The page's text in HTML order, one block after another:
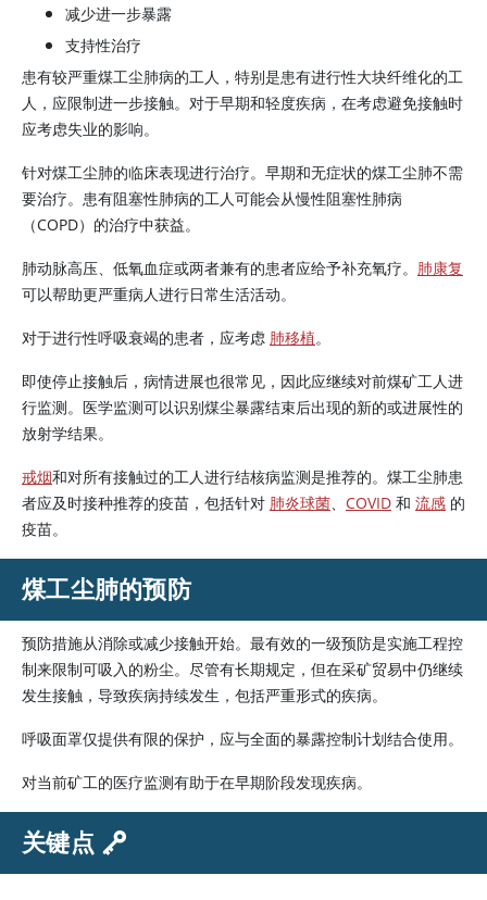
减少进一步暴露
支持性治疗
患有较严重煤工尘肺病的工人，特别是患有进行性大块纤维化的工
人，应限制进一步接触。对于早期和轻度疾病，在考虑避免接触时
应考虑失业的影响。
针对煤工尘肺的临床表现进行治疗。早期和无症状的煤工尘肺不需
要治疗。患有阻塞性肺病的工人可能会从慢性阻塞性肺病
（COPD）的治疗中获益。
肺动脉高压、低氧血症或两者兼有的患者应给予补充氧疗。 肺康复
可以帮助更严重病人进行日常生活活动。
对于进行性呼吸衰竭的患者，应考虑 肺移植。
即使停止接触后，病情进展也很常见，因此应继续对前煤矿工人进
行监测。医学监测可以识别煤尘暴露结束后出现的新的或进展性的
放射学结果。
戒烟和对所有接触过的工人进行结核病监测是推荐的。煤工尘肺患
者应及时接种推荐的疫苗，包括针对 肺炎球菌、 COVID 和 流感 的
疫苗。
煤工尘肺的预防
预防措施从消除或减少接触开始。最有效的一级预防是实施工程控
制来限制可吸入的粉尘。尽管有长期规定，但在采矿贸易中仍继续
发生接触，导致疾病持续发生，包括严重形式的疾病。
呼吸面罩仅提供有限的保护，应与全面的暴露控制计划结合使用。
对当前矿工的医疗监测有助于在早期阶段发现疾病。
关键点